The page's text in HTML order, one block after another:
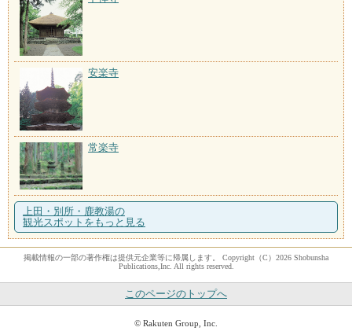
安楽寺
常楽寺
上田・別所・鹿教湯の
観光スポットをもっと見る
掲載情報の一部の著作権は提供元企業等に帰属します。 Copyright（C）2026 Shobunsha
Publications,Inc. All rights reserved.
このページのトップへ
© Rakuten Group, Inc.